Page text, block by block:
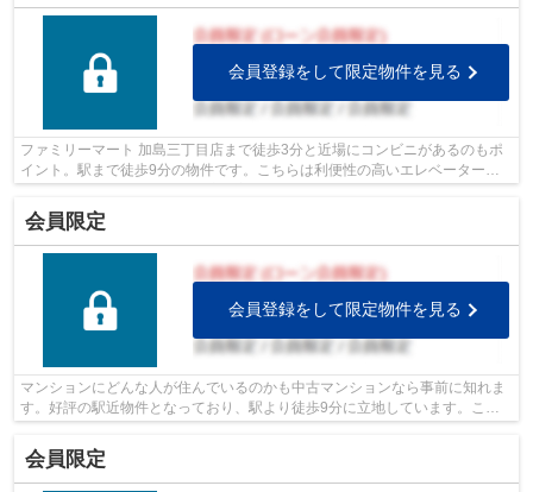
会員登録をして限定物件を見る
ファミリーマート 加島三丁目店まで徒歩3分と近場にコンビニがあるのもポ
イント。駅まで徒歩9分の物件です。こちらは利便性の高いエレベーター付
きの物件です。この物件は快適な室内環...
会員限定
会員登録をして限定物件を見る
マンションにどんな人が住んでいるのかも中古マンションなら事前に知れま
す。好評の駅近物件となっており、駅より徒歩9分に立地しています。こち
らはエレベーター付きの物件です。ライ...
会員限定